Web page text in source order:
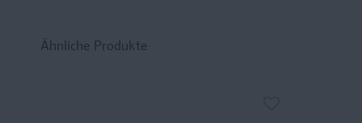
Ähnliche Produkte